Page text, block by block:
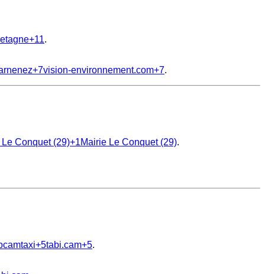
+11.
+7vision-environnement.com+7.
Conquet (29)+1Mairie Le Conquet (29).
+5tabi.cam+5.